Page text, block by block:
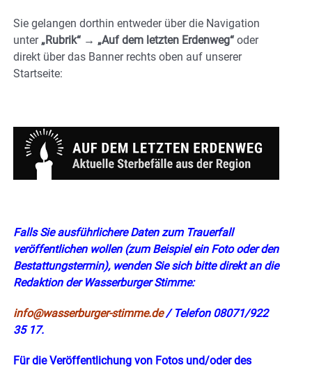
Sie gelangen dorthin entweder über die Navigation
unter „Rubrik“ → „Auf dem letzten Erdenweg“ oder
direkt über das Banner rechts oben auf unserer
Startseite:
Falls Sie ausführlichere Daten zum Trauerfall
veröffentlichen wollen (zum Beispiel ein Foto oder den
Bestattungstermin), wenden Sie sich bitte direkt an die
Redaktion der Wasserburger Stimme:
info@wasserburger-stimme.de/ Telefon 08071/922
35 17.
Für die Veröffentlichung von Fotos und/oder des